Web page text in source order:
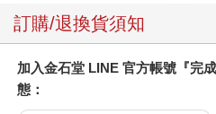
訂購/退換貨須知
加入金石堂 LINE 官方帳號『完
態：